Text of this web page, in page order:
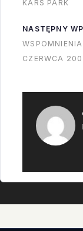
przeniesie tutaj
Kalifornii?
trochę więcej
informacji o
KARS PARK
NASTĘPNY
CZERWCA